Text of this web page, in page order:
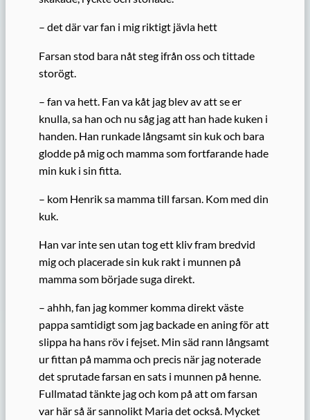
– det där var fan i mig riktigt jävla hett
Farsan stod bara nåt steg ifrån oss och tittade
storögt.
– fan va hett. Fan va kåt jag blev av att se er
knulla, sa han och nu såg jag att han hade kuken i
handen. Han runkade långsamt sin kuk och bara
glodde på mig och mamma som fortfarande hade
min kuk i sin fitta.
– kom Henrik sa mamma till farsan. Kom med din
kuk.
Han var inte sen utan tog ett kliv fram bredvid
mig och placerade sin kuk rakt i munnen på
mamma som började suga direkt.
– ahhh, fan jag kommer komma direkt väste
pappa samtidigt som jag backade en aning för att
slippa ha hans röv i fejset. Min säd rann långsamt
ur fittan på mamma och precis när jag noterade
det sprutade farsan en sats i munnen på henne.
Fullmatad tänkte jag och kom på att om farsan
var här så är sannolikt Maria det också. Mycket